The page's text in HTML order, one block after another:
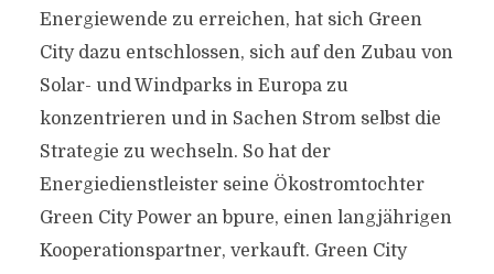
Energiewende zu erreichen, hat sich Green
City dazu entschlossen, sich auf den Zubau von
Solar- und Windparks in Europa zu
konzentrieren und in Sachen Strom selbst die
Strategie zu wechseln. So hat der
Energiedienstleister seine Ökostromtochter
Green City Power an bpure, einen langjährigen
Kooperationspartner, verkauft. Green City